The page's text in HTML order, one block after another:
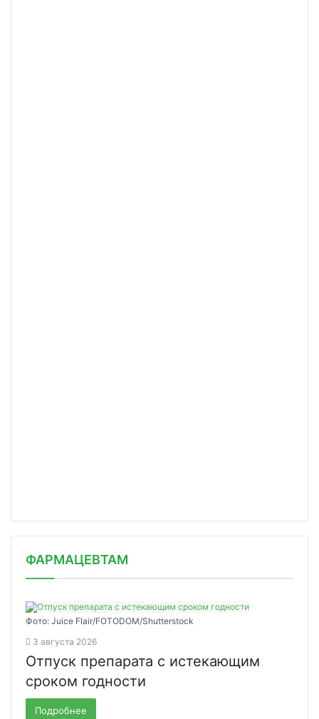
ФАРМАЦЕВТАМ
Фото: Juice Flair/FOTODOM/Shutterstoсk
3 августа 2026
Отпуск препарата с истекающим
сроком годности
Подробнее